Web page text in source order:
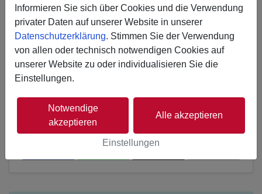
Informieren Sie sich über Cookies und die Verwendung
privater Daten auf unserer Website in unserer
Datenschutzerklärung. Stimmen Sie der Verwendung
von allen oder technisch notwendigen Cookies auf
unserer Website zu oder individualisieren Sie die
Einstellungen.
Notwendige
akzeptieren
Alle akzeptieren
Einstellungen
Gemeinsam schenken wir den Kindern in
Uganda Bildung, Fürsorge, Liebe - und ein
Stück Kindheit!
Erzählen Sie es Ihren Freunden
𝕏